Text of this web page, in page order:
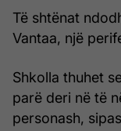
Të shtënat
Vantaa, një
Shkolla thuhet
parë deri në të
personash,